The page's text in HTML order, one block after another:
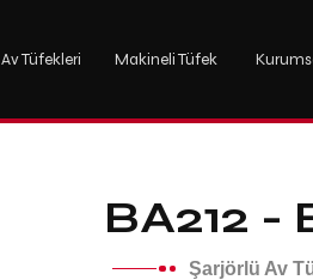
Av Tüfekleri Makineli Tüfek
BA212 -
Şarjörlü Av